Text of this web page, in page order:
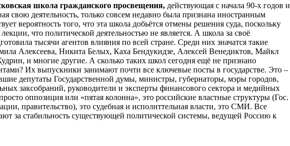
школа гражданского просвещения, действующая с начала 90-х годов и
свою деятельность, только совсем недавно была признана иностранным
вероятность того, что эта школа добьётся отмены решения суда, поскольку
что политической деятельностью не является. А школа за своё
тысячи агентов влияния по всей стране. Среди них значатся такие
Алексеева, Никита Белых, Каха Бендукидзе, Алексей Венедиктов, Майкл
и многие другие. А сколько таких школ сегодня ещё не признано
Их выпускники занимают почти все ключевые посты в государстве. Это –
депутаты Государственной думы, министры, губернаторы, мэры городов,
заксобраний, руководители и эксперты финансового сектора и медийных
оппозиция или «пятая колонна», это российские властные структуры (Гос.
правительство), это судебная и исполнттельная власти, это СМИ. Все
за стабильность существующей политической системы, ведущей Россию к